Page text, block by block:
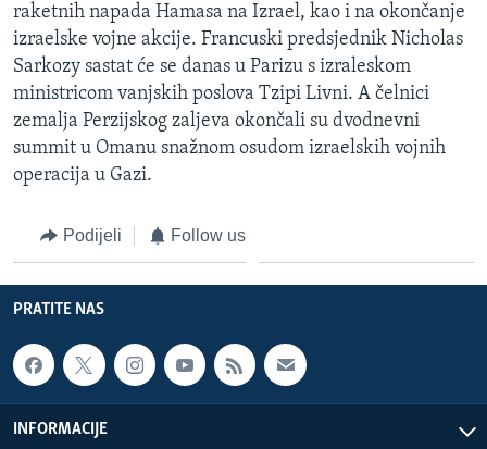
raketnih napada Hamasa na Izrael, kao i na okončanje
izraelske vojne akcije. Francuski predsjednik Nicholas
Sarkozy sastat će se danas u Parizu s izraleskom
ministricom vanjskih poslova Tzipi Livni. A čelnici
zemalja Perzijskog zaljeva okončali su dvodnevni
summit u Omanu snažnom osudom izraelskih vojnih
operacija u Gazi.
Podijeli Follow us
PRATITE NAS
INFORMACIJE